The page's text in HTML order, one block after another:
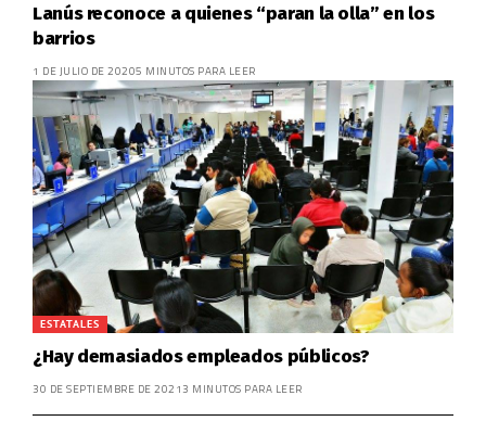
Lanús reconoce a quienes “paran la olla” en los
barrios
1 DE JULIO DE 20205 MINUTOS PARA LEER
ESTATALES
¿Hay demasiados empleados públicos?
30 DE SEPTIEMBRE DE 2021 3 MINUTOS PARA LEER